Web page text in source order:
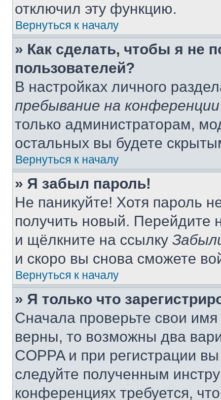
отключил эту функцию.
Вернуться к началу
» Как сделать, чтобы я не
пользователей?
В настройках личного
пребывание на конференции
только администраторам,
остальных вы будете
Вернуться к началу
» Я забыл пароль!
Не паникуйте! Хотя пароль
получить новый. Перейдите
и щёлкните на ссылку
и скоро вы снова сможете
Вернуться к началу
» Я только что
Сначала проверьте свои
верны, то возможны два
COPPA и при регистрации
следуйте полученным
конференциях требуется,